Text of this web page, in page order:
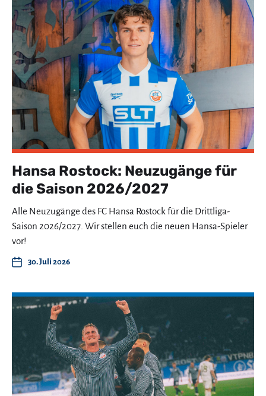
Hansa Rostock: Neuzugänge für
die Saison 2026/2027
Alle Neuzugänge des FC Hansa Rostock für die Drittliga-
Saison 2026/2027. Wir stellen euch die neuen Hansa-Spieler
vor!
30. Juli 2026